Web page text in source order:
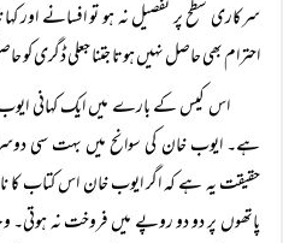
سرکاری سطح پر تفصیل نہ ہو تو افسانے اور
احترام بھی حاصل نہیں ہوتا جتنا جعلی ڈگری کو
اس کیس کے بارے میں ایک کہانی ایوب
ہے۔ ایوب خان کی سوانح میں بہت سی
حقیقت یہ ہے کہ اگر ایوب خان اس کتاب کا
پاتھوں پر دو دو روپے میں فروخت نہ ہوتی۔